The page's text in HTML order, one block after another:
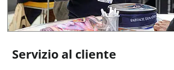
Servizio al cliente